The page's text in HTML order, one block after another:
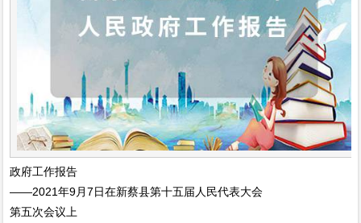
政府工作报告
——2021年9月7日在新蔡县第十五届人民代表大会
第五次会议上